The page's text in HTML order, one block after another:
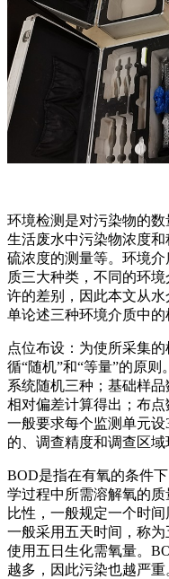
环境检测是对污染物的
生活废水中污染物浓度
硫浓度的测量等。环境
质三大种类，不同的环
许的差别，因此本文从
单论述三种环境介质中的
点位布设：为使所采集
循“随机”和“等量”的原
系统随机三种；基础样
相对偏差计算得出；布点
一般要求每个监测单元
的、调查精度和调查区域
BOD是指在有氧的条件
学过程中所需溶解氧的
比性，一般规定一个时
一般采用五天时间，称
使用五日生化需氧量。
越多，因此污染也越严